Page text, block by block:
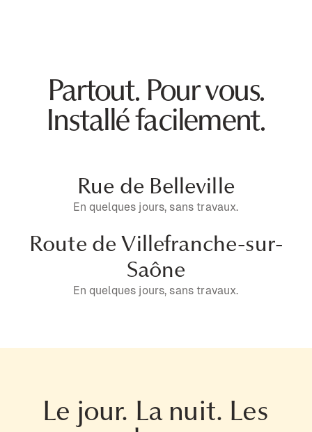
Partout. Pour vous.
Installé facilement.
Rue de Belleville
En quelques jours, sans travaux.
Route de Villefranche-sur-
Saône
En quelques jours, sans travaux.
Le jour. La nuit. Les